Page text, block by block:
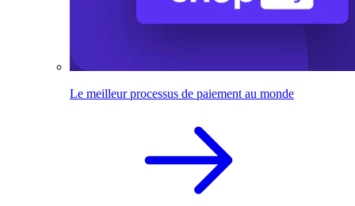
Le meilleur processus de paiement au monde